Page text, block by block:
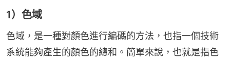
1）色域
色域，是一種對顏色進行編碼的方法，也指一個技術
系統能夠產生的顏色的總和。簡單來說，也就是指色